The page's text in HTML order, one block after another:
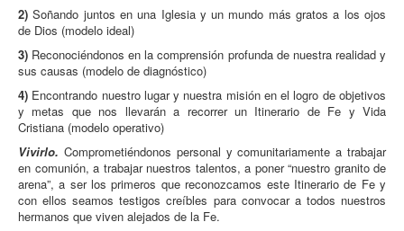
2) Soñando juntos en una Iglesia y un mundo más gratos a los ojos
de Dios (modelo ideal)
3) Reconociéndonos en la comprensión profunda de nuestra realidad y
sus causas (modelo de diagnóstico)
4) Encontrando nuestro lugar y nuestra misión en el logro de objetivos
y metas que nos llevarán a recorrer un Itinerario de Fe y Vida
Cristiana (modelo operativo)
Vivirlo. Comprometiéndonos personal y comunitariamente a trabajar
en comunión, a trabajar nuestros talentos, a poner “nuestro granito de
arena”, a ser los primeros que reconozcamos este Itinerario de Fe y
con ellos seamos testigos creíbles para convocar a todos nuestros
hermanos que viven alejados de la Fe.